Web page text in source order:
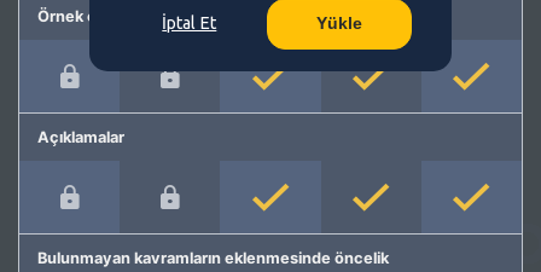
Örnek cümleler
Açıklamalar
Bulunmayan kavramların eklenmesinde öncelik
İptal Et Yükle